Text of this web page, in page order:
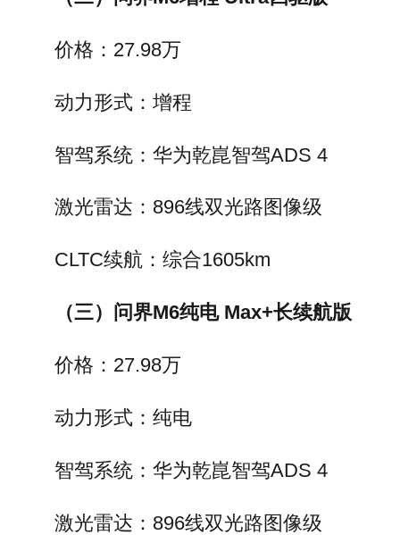
价格：27.98万
动力形式：增程
智驾系统：华为乾崑智驾ADS 4
激光雷达：896线双光路图像级
CLTC续航：综合1605km
（三）问界M6纯电 Max+长续航版
价格：27.98万
动力形式：纯电
智驾系统：华为乾崑智驾ADS 4
激光雷达：896线双光路图像级